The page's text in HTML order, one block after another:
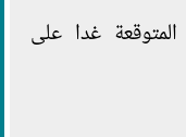
غدا على